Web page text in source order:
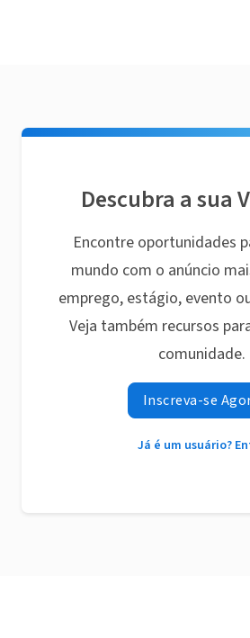
Descubra a sua
Encontre oportunidades
mundo com o anúncio
emprego, estágio, evento
Veja também recursos
comunidade.
Inscreva-se
Já é um usuário?